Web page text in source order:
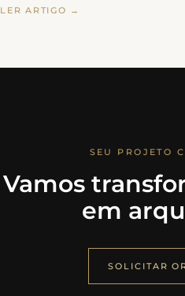
LER ARTIGO →
SEU PROJETO
Vamos
em
SOLICITAR